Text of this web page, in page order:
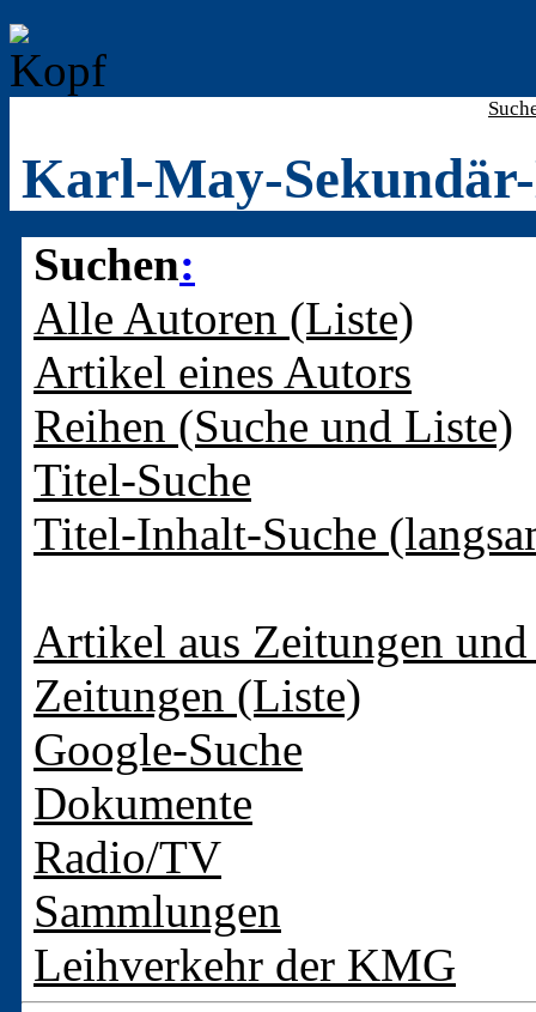
Karl-May-
Suchen:
Alle Autoren (Liste)
Artikel eines Autors
Reihen (Suche und Liste)
Titel-Suche
Titel-Inhalt-Suche
Artikel aus Zeitungen
Zeitungen (Liste)
Google-Suche
Dokumente
Radio/TV
Sammlungen
Leihverkehr der KMG